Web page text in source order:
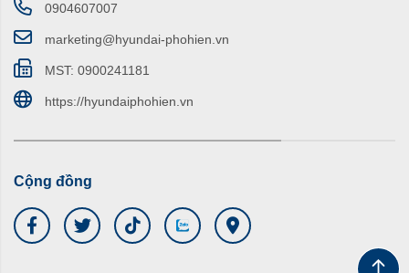
0904607007
marketing@hyundai-phohien.vn
MST: 0900241181
https://hyundaiphohien.vn
Cộng đồng